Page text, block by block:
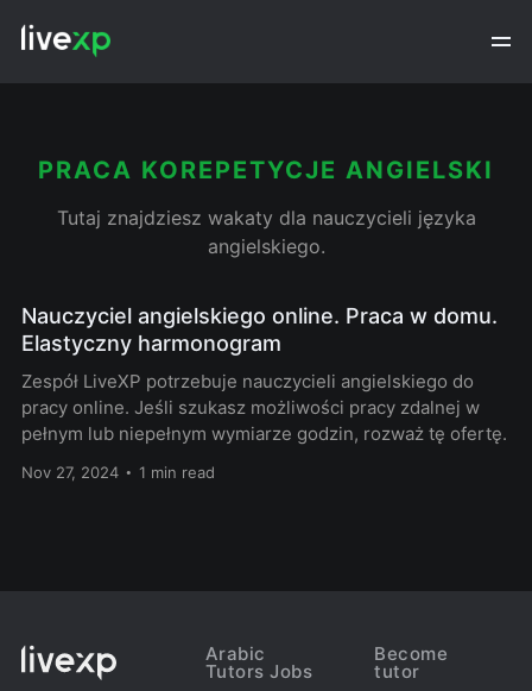
PRACA KOREPETYCJE ANGIELSKI
Tutaj znajdziesz wakaty dla nauczycieli języka
angielskiego.
Nauczyciel angielskiego online. Praca w domu.
Elastyczny harmonogram
Zespół LiveXP potrzebuje nauczycieli angielskiego do
pracy online. Jeśli szukasz możliwości pracy zdalnej w
pełnym lub niepełnym wymiarze godzin, rozważ tę ofertę.
Nov 27, 2024 1 min read
Arabic
Tutors Jobs
Become
tutor